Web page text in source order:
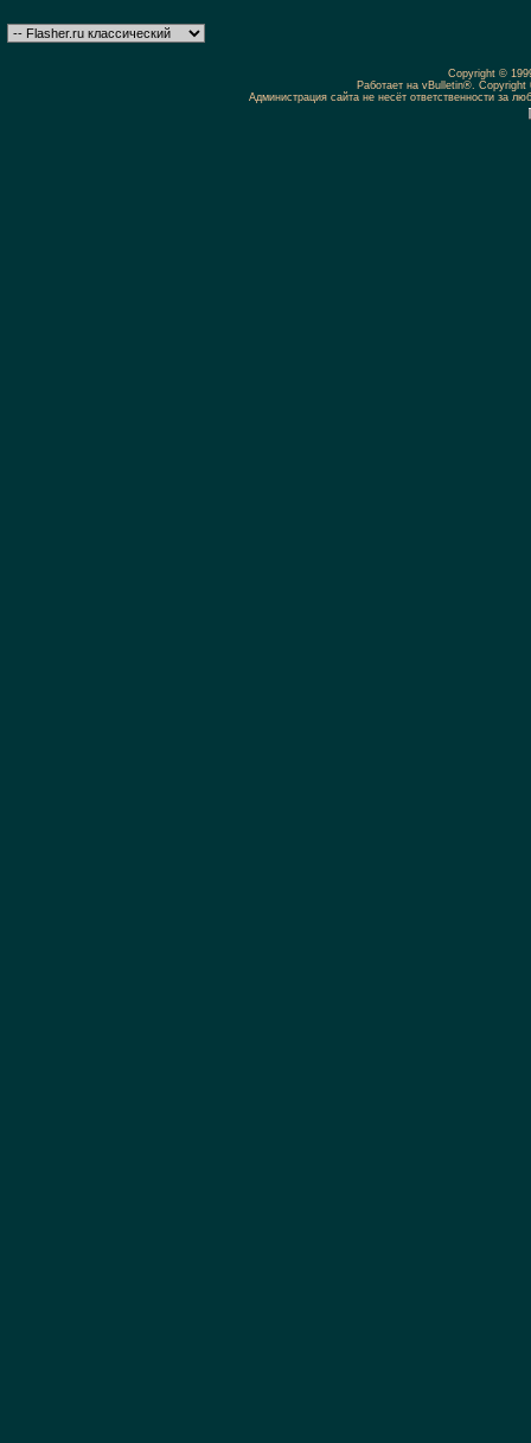
Copyright ©
Работает на vBulletin®.
Администрация сайта не несёт ответственности за